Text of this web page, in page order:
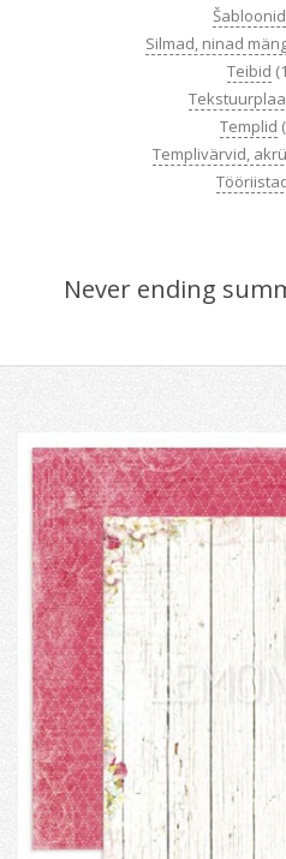
Šabloonid
Silmad, ninad
Teibid
Templid
Templivärvid,
Never ending